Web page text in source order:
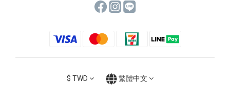
$ TWD 繁體中文